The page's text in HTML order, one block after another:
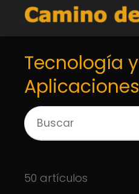
Tecnología y
Aplicaciones
50 artículos